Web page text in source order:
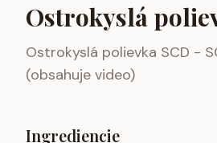
Ostrokyslá
Ostrokyslá polievka SCD -
(obsahuje video)
Ingrediencie